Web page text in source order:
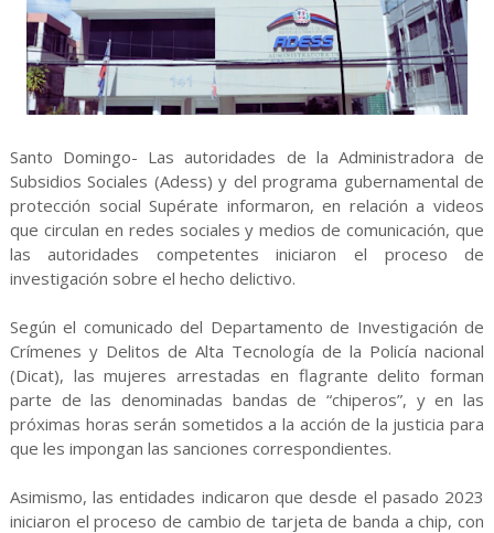
Santo Domingo- Las autoridades de la Administradora de
Subsidios Sociales (Adess) y del programa gubernamental de
protección social Supérate informaron, en relación a videos
que circulan en redes sociales y medios de comunicación, que
las autoridades competentes iniciaron el proceso de
investigación sobre el hecho delictivo.
Según el comunicado del Departamento de Investigación de
Crímenes y Delitos de Alta Tecnología de la Policía nacional
(Dicat), las mujeres arrestadas en flagrante delito forman
parte de las denominadas bandas de “chiperos”, y en las
próximas horas serán sometidos a la acción de la justicia para
que les impongan las sanciones correspondientes.
Asimismo, las entidades indicaron que desde el pasado 2023
iniciaron el proceso de cambio de tarjeta de banda a chip, con